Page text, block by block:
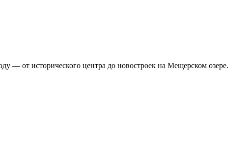
— от исторического центра до новостроек на Мещерском озере.